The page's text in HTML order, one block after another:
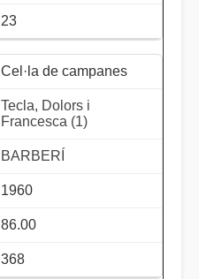
23
Cel·la de campanes
Tecla, Dolors i
Francesca (1)
BARBERÍ
1960
86.00
368